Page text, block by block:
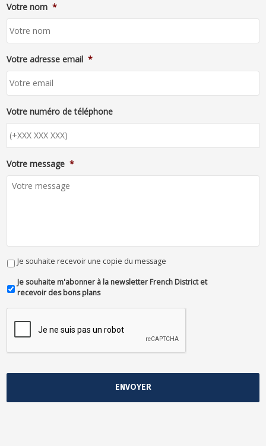
Votre nom *
Votre adresse email *
Votre numéro de téléphone
Votre message *
Je souhaite recevoir une copie du message
Je souhaite m'abonner à la newsletter French District et
recevoir des bons plans